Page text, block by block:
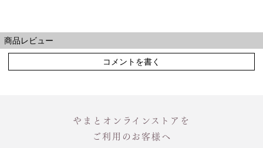
商品レビュー
コメントを書く
やまとオンラインストアを
ご利用のお客様へ